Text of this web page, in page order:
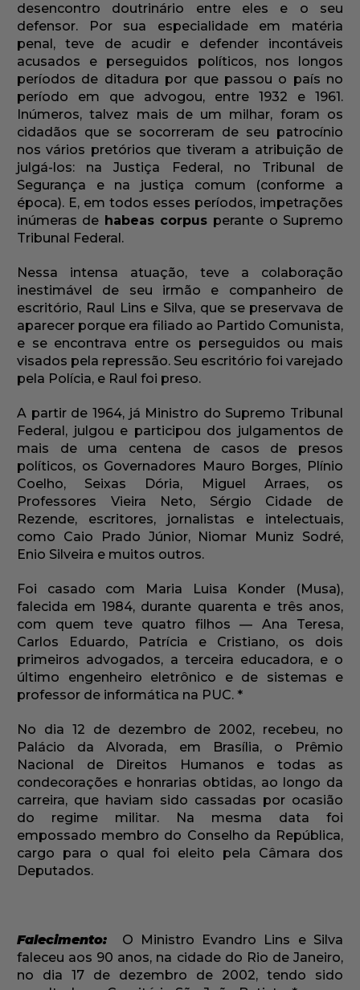
desencontro doutrinário entre eles e o seu
defensor. Por sua especialidade em matéria
penal, teve de acudir e defender incontáveis
acusados e perseguidos políticos, nos longos
períodos de ditadura por que passou o país no
período em que advogou, entre 1932 e 1961.
Inúmeros, talvez mais de um milhar, foram os
cidadãos que se socorreram de seu patrocínio
nos vários pretórios que tiveram a atribuição de
julgá-los: na Justiça Federal, no Tribunal de
Segurança e na justiça comum (conforme a
época). E, em todos esses períodos, impetrações
inúmeras de habeas corpus perante o Supremo
Tribunal Federal.
Nessa intensa atuação, teve a colaboração
inestimável de seu irmão e companheiro de
escritório, Raul Lins e Silva, que se preservava de
aparecer porque era filiado ao Partido Comunista,
e se encontrava entre os perseguidos ou mais
visados pela repressão. Seu escritório foi varejado
pela Polícia, e Raul foi preso.
A partir de 1964, já Ministro do Supremo Tribunal
Federal, julgou e participou dos julgamentos de
mais de uma centena de casos de presos
políticos, os Governadores Mauro Borges, Plínio
Coelho, Seixas Dória, Miguel Arraes, os
Professores Vieira Neto, Sérgio Cidade de
Rezende, escritores, jornalistas e intelectuais,
como Caio Prado Júnior, Niomar Muniz Sodré,
Enio Silveira e muitos outros.
Foi casado com Maria Luisa Konder (Musa),
falecida em 1984, durante quarenta e três anos,
com quem teve quatro filhos — Ana Teresa,
Carlos Eduardo, Patrícia e Cristiano, os dois
primeiros advogados, a terceira educadora, e o
último engenheiro eletrônico e de sistemas e
professor de informática na PUC. *
No dia 12 de dezembro de 2002, recebeu, no
Palácio da Alvorada, em Brasília, o Prêmio
Nacional de Direitos Humanos e todas as
condecorações e honrarias obtidas, ao longo da
carreira, que haviam sido cassadas por ocasião
do regime militar. Na mesma data foi
empossado membro do Conselho da República,
cargo para o qual foi eleito pela Câmara dos
Deputados.
Falecimento: O Ministro Evandro Lins e Silva
faleceu aos 90 anos, na cidade do Rio de Janeiro,
no dia 17 de dezembro de 2002, tendo sido